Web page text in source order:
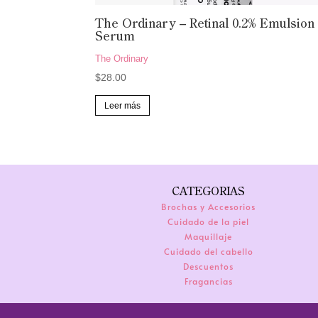
The Ordinary – Retinal 0.2% Emulsion
Serum
The Ordinary
$28.00
Leer más
CATEGORIAS
Brochas y Accesorios
Cuidado de la piel
Maquillaje
Cuidado del cabello
Descuentos
Fragancias